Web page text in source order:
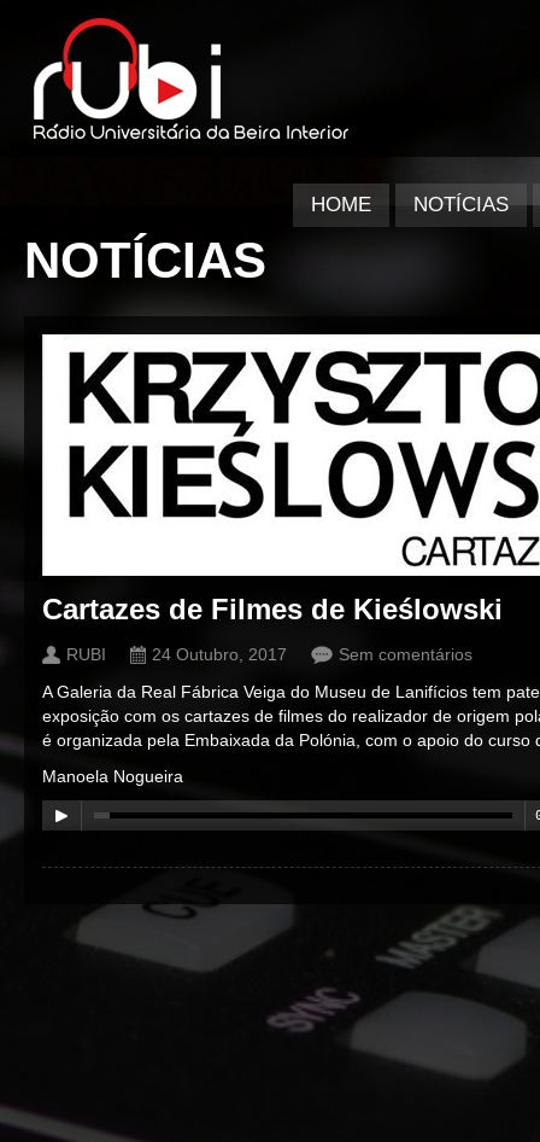
HOME NOTÍCIAS
NOTÍCIAS
Cartazes de Filmes de Kieślowski
RUBI 24 Outubro, 2017
Sem comentários
A Galeria da Real Fábrica Veiga do Museu de Lanifícios tem
exposição com os cartazes de filmes do realizador de origem
é organizada pela Embaixada da Polónia, com o apoio do curso
Manoela Nogueira
00:00 / 00:00